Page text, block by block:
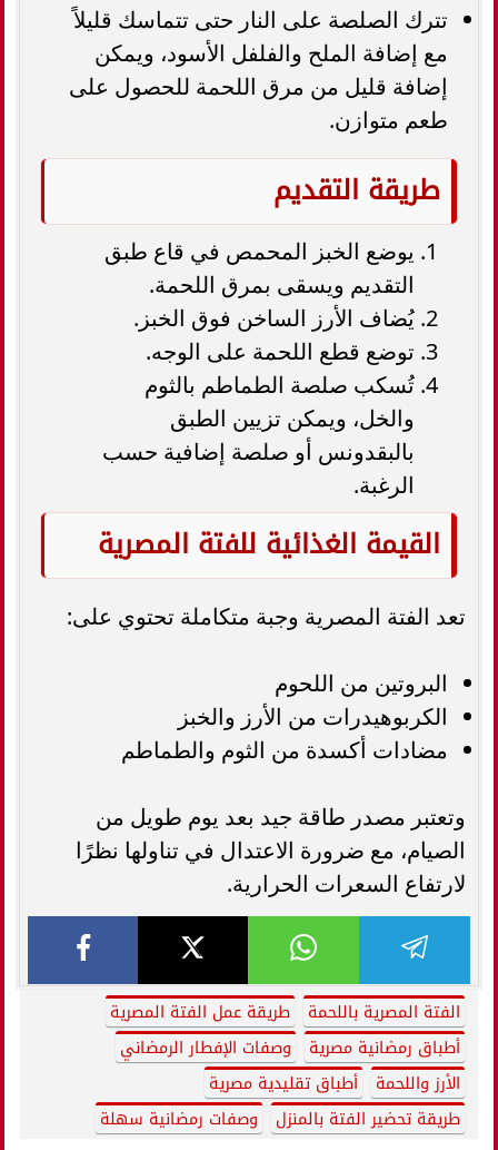
تترك الصلصة على النار حتى تتماسك قليلاً
مع إضافة الملح والفلفل الأسود، ويمكن
إضافة قليل من مرق اللحمة للحصول على
طعم متوازن.
طريقة التقديم
يوضع الخبز المحمص في قاع طبق
التقديم ويسقى بمرق اللحمة.
يُضاف الأرز الساخن فوق الخبز.
توضع قطع اللحمة على الوجه.
تُسكب صلصة الطماطم بالثوم
والخل، ويمكن تزيين الطبق
بالبقدونس أو صلصة إضافية حسب
الرغبة.
القيمة الغذائية للفتة المصرية
تعد الفتة المصرية وجبة متكاملة تحتوي على:
البروتين من اللحوم
الكربوهيدرات من الأرز والخبز
مضادات أكسدة من الثوم والطماطم
وتعتبر مصدر طاقة جيد بعد يوم طويل من
الصيام، مع ضرورة الاعتدال في تناولها نظرًا
لارتفاع السعرات الحرارية.
الفتة المصرية باللحمة
طريقة عمل الفتة المصرية
أطباق رمضانية مصرية
وصفات الإفطار الرمضاني
الأرز واللحمة
أطباق تقليدية مصرية
طريقة تحضير الفتة بالمنزل
وصفات رمضانية سهلة